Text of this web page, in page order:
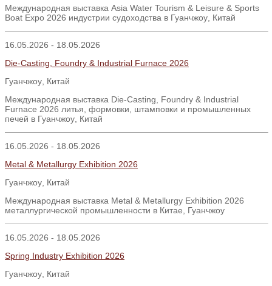
Международная выставка Asia Water Tourism & Leisure & Sports
Boat Expo 2026 индустрии судоходства в Гуанчжоу Китай
16.05.2026 - 18.05.2026
Die-Casting, Foundry & Industrial Furnace 2026
Гуанчжоу Китай
Международная выставка Die-Casting, Foundry & Industrial
Furnace 2026 литья формовки
штамповки и промышленных
печей в Гуанчжоу Китай
16.05.2026 - 18.05.2026
Metal & Metallurgy Exhibition 2026
Гуанчжоу Китай
Международная выставка Metal & Metallurgy Exhibition 2026
металлургической промышленности в Китае, Гуанчжоу
16.05.2026 - 18.05.2026
Spring Industry Exhibition 2026
Гуанчжоу Китай